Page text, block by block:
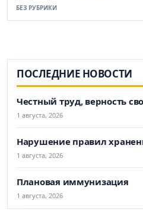
БЕЗ РУБРИКИ
ПОСЛЕДНИЕ НОВОСТИ
Честный труд, верность
1 августа, 2026
Нарушение правил
1 августа, 2026
Плановая иммунизация
1 августа, 2026